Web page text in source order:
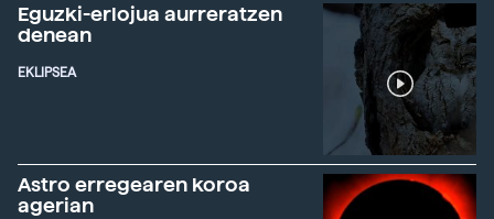
Eguzki-erlojua aurreratzen
denean
EKLIPSEA
Astro erregearen koroa
agerian